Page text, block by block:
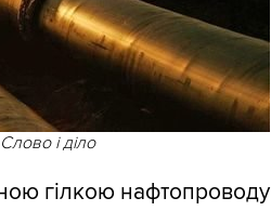
і діло
гілкою нафтопроводу